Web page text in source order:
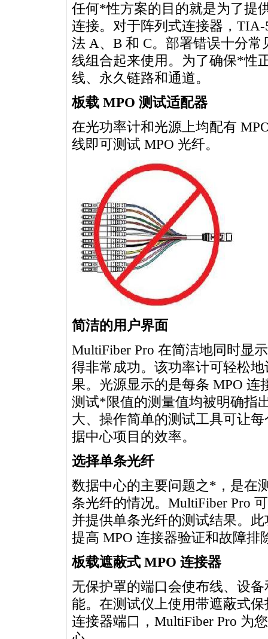
任何*性方案的目的就是为了提
连接。对于阵列式连接器，
法 A、B 和 C。部署错误十分
线组合起来使用。为了确保*性
线、永久链路和通道。
板载 MPO 测试适配器
在光功率计和光源上均配有
线即可测试 MPO 光纤。
简洁的用户界面
MultiFiber Pro 在简洁地同时显
得非常成功。该功率计可轻松
果。光源显示的是每条 MPO 连
测试*限值的测量值均被明确指
大、操作简单的测试工具可让
据中心项目的效率。
选择单条光纤
数据中心的主要问题之* ，是在
条光纤的情况。 MultiFiber Pro
并提供单条光纤的测试结果。
提高 MPO 连接器验证和故障排
板载遮蔽式 MPO 连接器
无保护罩的端口会使布线、设
能。在测试仪上使用带遮蔽式
连接器端口， MultiFiber Pro 为